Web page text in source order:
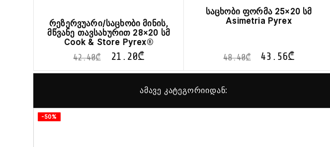
რეზერვუარი/საცხობი მინის,
მწვანე თავსახურით 28×20 სმ
Cook & Store Pyrex®
42.40₾ 21.20₾
საცხობი ფორმა 25×20 სმ
Asimetria Pyrex
48.40₾ 43.56₾
ამავე კატეგორიიდან:
-50%